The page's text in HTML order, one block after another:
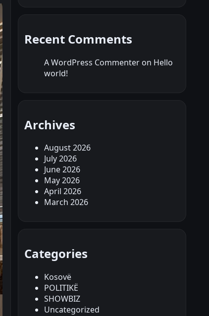
Recent Comments
A WordPress Commenter on Hello
world!
Archives
August 2026
July 2026
June 2026
May 2026
April 2026
March 2026
Categories
Kosovë
POLITIKË
SHOWBIZ
Uncategorized